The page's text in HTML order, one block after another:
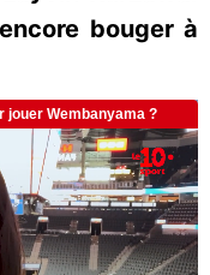
bouger à